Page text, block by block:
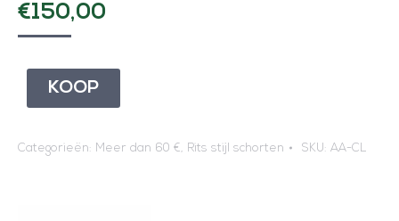
€150,00
KOOP
Categorieën: Meer dan 60 €, Rits stijl schorten SKU: AA-CL